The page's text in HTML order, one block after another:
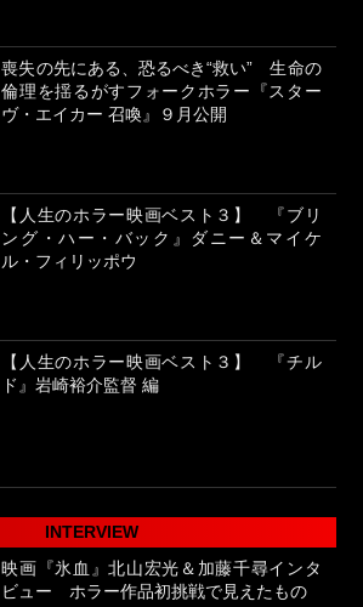
喪失の先にある、恐るべき“救い” 生命の
倫理を揺るがすフォークホラー『スター
ヴ・エイカー 召喚』９月公開
【人生のホラー映画ベスト３】 『ブリ
ング・ハー・バック』ダニー＆マイケ
ル・フィリッポウ
【人生のホラー映画ベスト３】 『チル
ド』岩崎裕介監督 編
INTERVIEW
映画『氷血』北山宏光＆加藤千尋インタ
ビュー ホラー作品初挑戦で見えたもの